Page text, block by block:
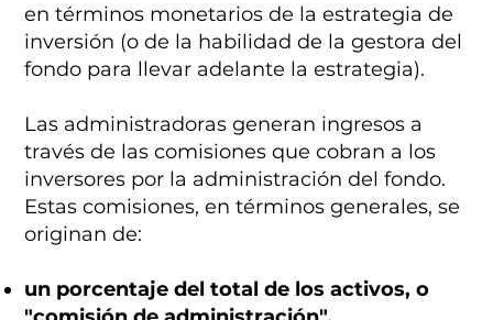
en términos monetarios de la estrategia de
inversión (o de la habilidad de la gestora del
fondo para llevar adelante la estrategia).
Las administradoras generan ingresos a
través de las comisiones que cobran a los
inversores por la administración del fondo.
Estas comisiones, en términos generales, se
originan de:
un porcentaje del total de los activos, o